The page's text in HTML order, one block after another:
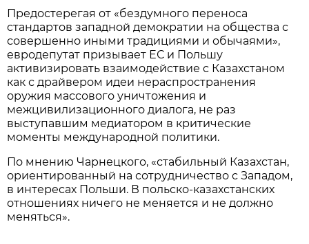
Предостерегая от «бездумного переноса
стандартов западной демократии на общества с
совершенно иными традициями и обычаями»,
евродепутат призывает ЕС и Польшу
активизировать взаимодействие с Казахстаном
как с драйвером идеи нераспространения
оружия массового уничтожения и
межцивилизационного диалога, не раз
выступавшим медиатором в критические
моменты международной политики.
По мнению Чарнецкого, «стабильный Казахстан,
ориентированный на сотрудничество с Западом,
в интересах Польши. В польско-казахстанских
отношениях ничего не меняется и не должно
меняться».